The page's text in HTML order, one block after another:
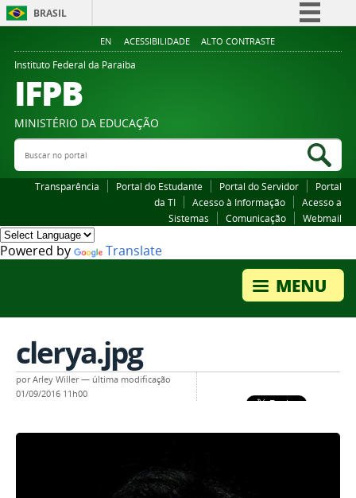
BRASIL
Simplifique!
Legislação
EN ACESSIBILIDADE ALTO CONTRASTE
Instituto Federal da Paraiba
IFPB
MINISTÉRIO DA EDUCAÇÃO
Buscar no portal
Transparência Portal do Estudante Portal do Servidor
Portal
da TI
Acesso à Informação
Acesso a
Sistemas
Comunicação Webmail
Powered by Translate
clerya.jpg
porArley Willer— última modificação
01/09/2016 11h00